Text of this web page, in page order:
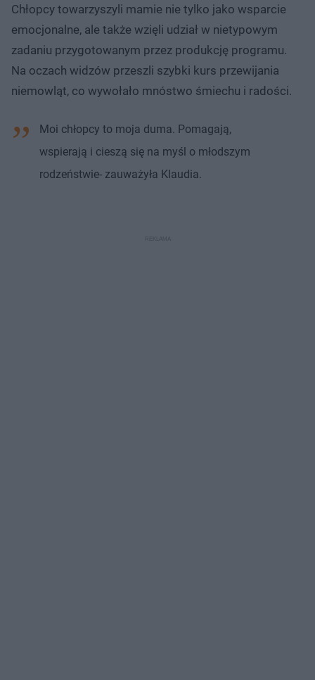
Chłopcy towarzyszyli mamie nie tylko jako wsparcie
emocjonalne, ale także wzięli udział w nietypowym
zadaniu przygotowanym przez produkcję programu.
Na oczach widzów przeszli szybki kurs przewijania
niemowląt, co wywołało mnóstwo śmiechu i radości.
Moi chłopcy to moja duma. Pomagają,
wspierają i cieszą się na myśl o młodszym
rodzeństwie- zauważyła Klaudia.